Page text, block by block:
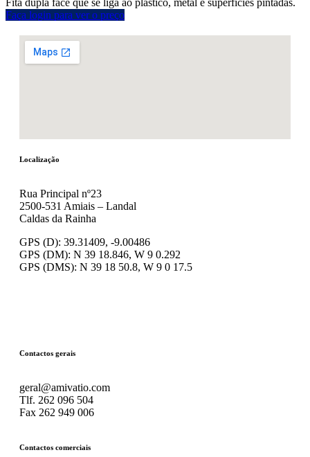
Faça login para ver o preço
Localização
Rua Principal nº23
2500-531 Amiais – Landal
Caldas da Rainha
GPS (D): 39.31409, -9.00486
GPS (DM): N 39 18.846, W 9 0.292
GPS (DMS): N 39 18 50.8, W 9 0 17.5
Contactos gerais
geral@amivatio.com
Tlf. 262 096 504
Fax 262 949 006
Contactos comerciais